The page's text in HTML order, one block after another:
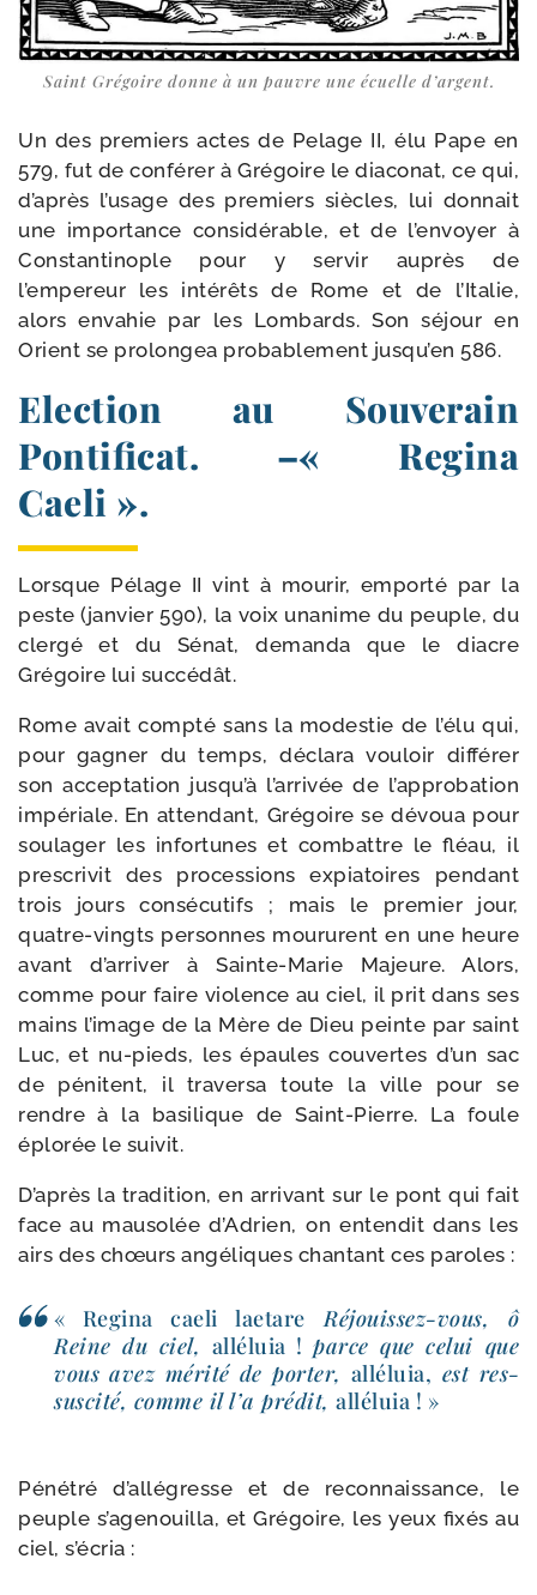
Saint Grégoire donne à un pauvre une écuelle d’argent.
Un des pre­miers actes de Pelage II, élu Pape en
579, fut de confé­rer à Grégoire le dia­co­nat, ce qui,
d’après l’usage des pre­miers siècles, lui don­nait
une impor­tance consi­dé­rable, et de l’envoyer à
Constantinople pour y ser­vir auprès de
l’empereur les inté­rêts de Rome et de l’Italie,
alors enva­hie par les Lombards. Son séjour en
Orient se pro­lon­gea pro­ba­ble­ment jusqu’en 586.
Election au Souverain
Pontificat. –« Regina
Caeli ».
Lorsque Pélage II vint à mou­rir, empor­té par la
peste (jan­vier 590), la voix una­nime du peuple, du
cler­gé et du Sénat, deman­da que le diacre
Grégoire lui succédât.
Rome avait comp­té sans la modes­tie de l’élu qui,
pour gagner du temps, décla­ra vou­loir dif­fé­rer
son accep­ta­tion jusqu’à l’arrivée de l’approbation
impé­riale. En atten­dant, Grégoire se dévoua pour
sou­la­ger les infor­tunes et com­battre le fléau, il
pres­cri­vit des pro­ces­sions expia­toires pen­dant
trois jours consé­cu­tifs ; mais le pre­mier jour,
quatre-​vingts per­sonnes mou­rurent en une heure
avant d’arriver à Sainte-​Marie Majeure. Alors,
comme pour faire vio­lence au ciel, il prit dans ses
mains l’image de la Mère de Dieu peinte par saint
Luc, et nu-​pieds, les épaules cou­vertes d’un sac
de péni­tent, il tra­ver­sa toute la ville pour se
rendre à la basi­lique de Saint-​Pierre. La foule
éplo­rée le suivit.
D’après la tra­di­tion, en arri­vant sur le pont qui fait
face au mau­so­lée d’Adrien, on enten­dit dans les
airs des chœurs angé­liques chan­tant ces paroles :
« Regina cae­li lae­tare Réjouissez-​vous, ô
Reine du ciel, allé­luia !parce que celui que
vous avez méri­té de por­ter, allé­luia, est res­
sus­ci­té, comme il l’a pré­dit, allé­luia ! »
Pénétré d’allégresse et de recon­nais­sance, le
peuple s’agenouilla, et Grégoire, les yeux fixés au
ciel, s’écria :